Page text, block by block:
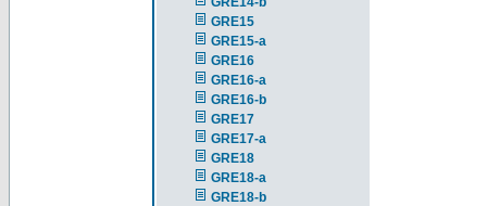
GRE15
GRE15-a
GRE16
GRE16-a
GRE16-b
GRE17
GRE17-a
GRE18
GRE18-a
GRE18-b